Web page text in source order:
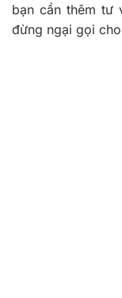
bạn cần thêm tư
đừng ngại gọi